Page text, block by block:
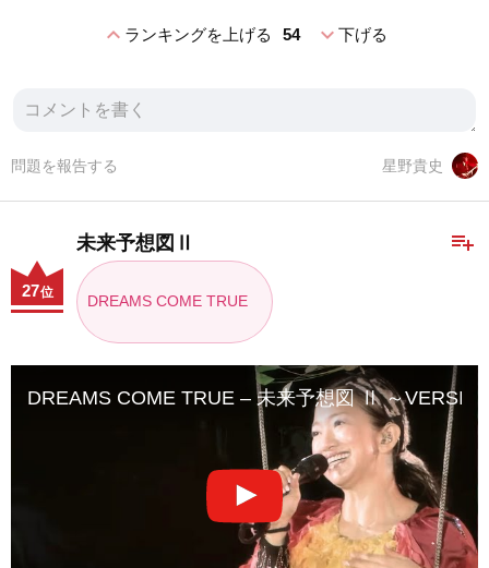
expand_lessランキングを上げる 54 expand_more下げる
星野貴史
問題を報告する
playlist_add
未来予想図Ⅱ
DREAMS COME TRUE
27位
DREAMS COME TRUE – 未来予想図 Ⅱ ～